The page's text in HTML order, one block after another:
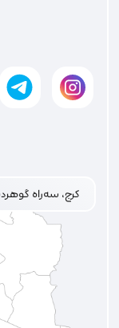
کرج، سه‌راه